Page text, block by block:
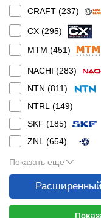
CRAFT (237)
CX (295)
MTM (451)
NACHI (283)
NTN (811)
NTRL (149)
SKF (185)
ZNL (654)
Показать еще